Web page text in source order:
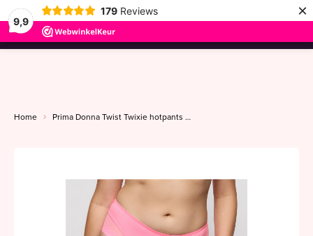
9,9
179 Reviews ×
menu
Home Prima Donna Twist Twixie hotpants 36-46 happy pink